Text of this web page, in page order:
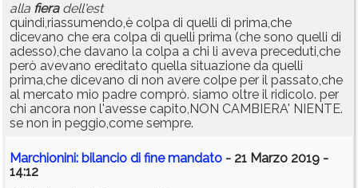
alla fieradell'est
quindi,riassumendo,è colpa di quelli di prima,che
dicevano che era colpa di quelli prima (che sono quelli di
adesso),che davano la colpa a chi li aveva preceduti,che
però avevano ereditato quella situazione da quelli
prima,che dicevano di non avere colpe per il passato,che
al mercato mio padre comprò. siamo oltre il ridicolo. per
chi ancora non l'avesse capito,NON CAMBIERA' NIENTE.
se non in peggio,come sempre.
Marchionini: bilancio di fine mandato - 21 Marzo 2019 -
14:12